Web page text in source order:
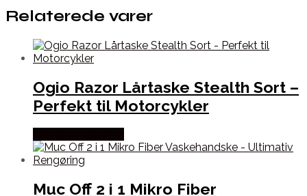
Relaterede varer
Ogio Razor Lårtaske Stealth Sort –
Perfekt til Motorcykler
Muc Off 2 i 1 Mikro Fiber